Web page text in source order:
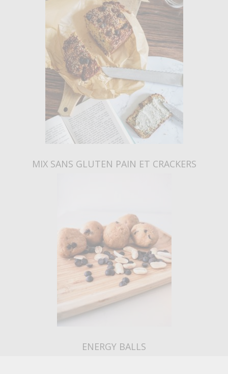
MIX SANS GLUTEN PAIN ET CRACKERS
ENERGY BALLS